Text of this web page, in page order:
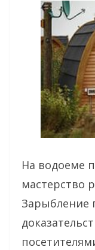
На водоеме
мастерство
Зарыбление